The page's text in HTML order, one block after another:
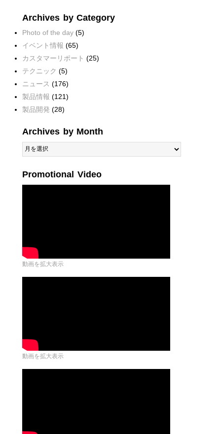
Archives by Category
Photo of the day(5)
イベント情報 (65)
カスタマーリポート (25)
テクニック (5)
ニュース (176)
製品情報 (121)
製品開発 (28)
Archives by Month
Archives
Promotional Video
動画を拡大表示
動画を拡大表示